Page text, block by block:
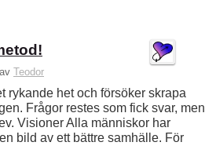
av Teodor
rykande het och försöker skrapa
Frågor restes som fick svar, men
Visioner Alla människor har
bild av ett bättre samhälle. För